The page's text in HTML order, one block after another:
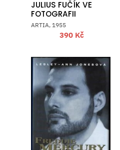
JULIUS FUČÍK VE
FOTOGRAFII
ARTIA, 1955
390 Kč